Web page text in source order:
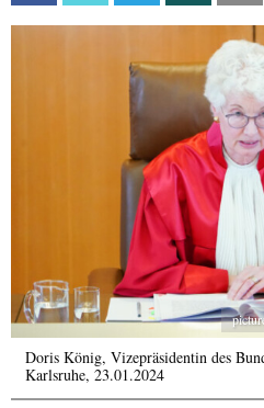
Doris König, Vizepräsidentin des
Karlsruhe, 23.01.2024